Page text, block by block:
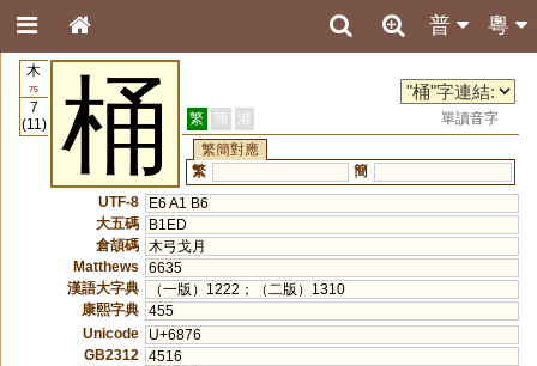
粵
普
木
75
7
(11)
桶 繁 簡 港
單讀音字
繁簡對應
繁
簡
UTF-8
E6 A1 B6
大五碼
B1ED
倉頡碼
木弓戈月
Matthews
6635
漢語大字典
（一版）1222；（二版）1310
康熙字典 455
Unicode
U+6876
GB2312
4516